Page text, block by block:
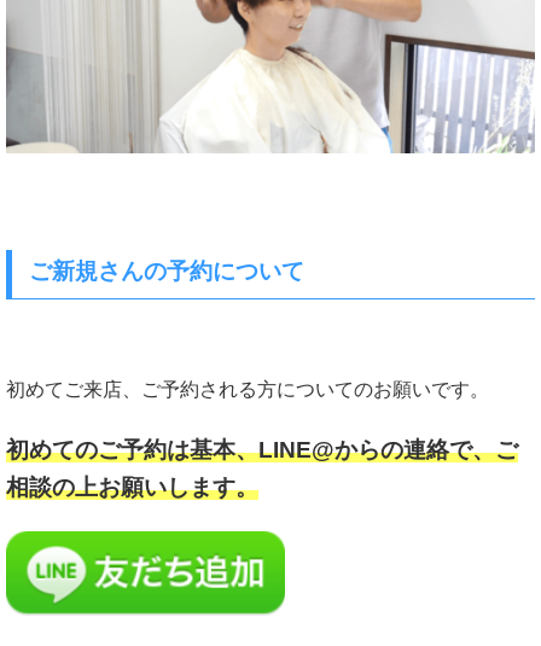
ご新規さんの予約について
初めてご来店、ご予約される方についてのお願いです。
初めてのご予約は基本、LINE@からの連絡で、ご
相談の上お願いします。